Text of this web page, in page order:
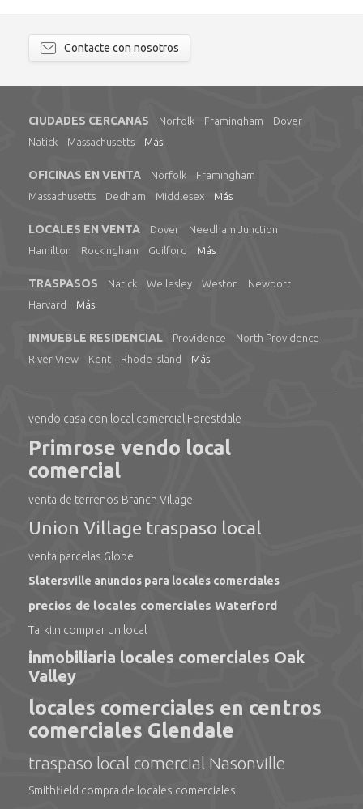
Contacte con nosotros
CIUDADES CERCANAS Norfolk Framingham
Dover
Natick
Massachusetts Más
OFICINAS EN VENTA Norfolk
Framingham
Massachusetts
Dedham Middlesex Más
LOCALES EN VENTA Dover
Needham Junction
Hamilton
Rockingham Guilford Más
TRASPASOS Natick Wellesley Weston
Newport
Harvard
Más
INMUEBLE RESIDENCIAL Providence
North Providence
River View
Kent Rhode Island Más
vendo casa con local comercial Forestdale
Primrose vendo local
comercial
venta de terrenos Branch Village
Union Village traspaso local
venta parcelas Globe
Slatersville anuncios para locales comerciales
precios de locales comerciales Waterford
Tarkiln comprar un local
inmobiliaria locales comerciales Oak
Valley
locales comerciales en centros
comerciales Glendale
traspaso local comercial Nasonville
Smithfield compra de locales comerciales